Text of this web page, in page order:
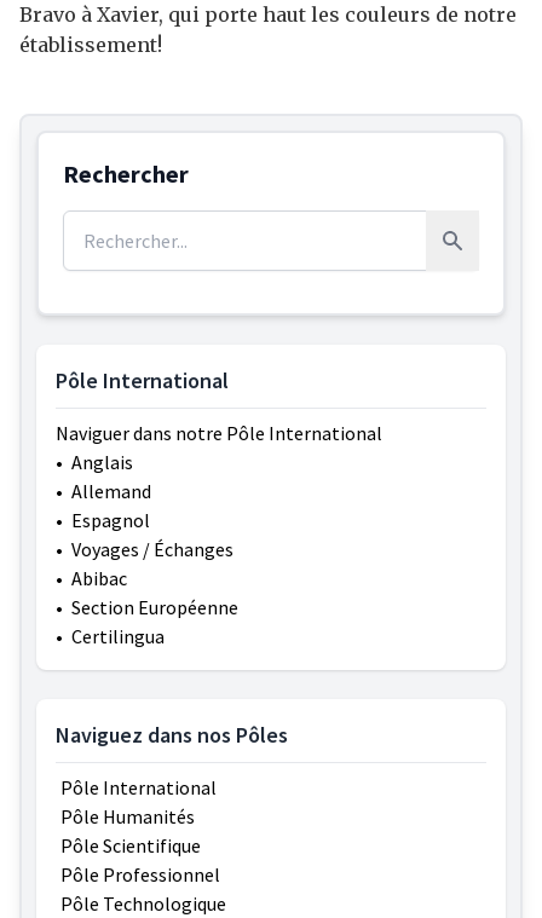
Bravo à Xavier, qui porte haut les couleurs de notre
établissement!
Rechercher
Rechercher :
Rechercher
Pôle International
Naviguer dans notre Pôle International
• Anglais
• Allemand
• Espagnol
• Voyages / Échanges
• Abibac
• Section Européenne
• Certilingua
Naviguez dans nos Pôles
Pôle International
Pôle Humanités
Pôle Scientifique
Pôle Professionnel
Pôle Technologique